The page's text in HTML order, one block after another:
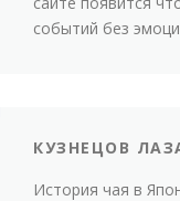
событий без
КУЗНЕЦОВ
История чая в